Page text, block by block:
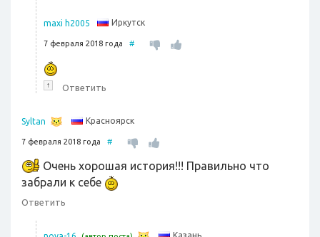
maxi h2005 Иркутск
7 февраля 2018 года #
↑ Ответить
Syltan Красноярск
7 февраля 2018 года #
Очень хорошая история!!! Правильно что
забрали к себе
Ответить